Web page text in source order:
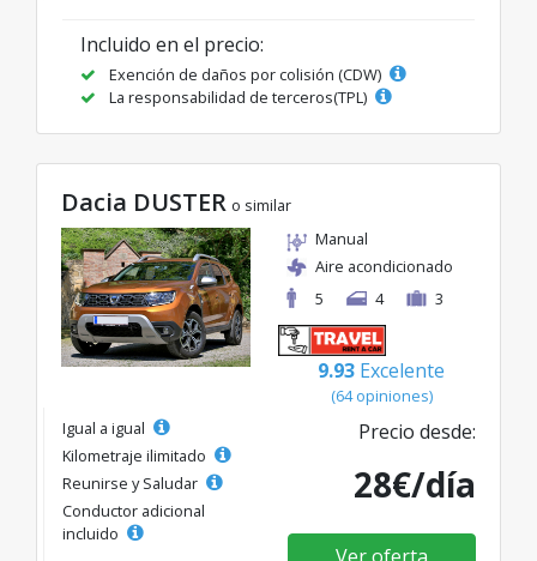
Incluido en el precio:
Exención de daños por colisión (CDW)
La responsabilidad de terceros(TPL)
Dacia DUSTER o similar
Manual
Aire acondicionado
5
4 3
9.93 Excelente
(64 opiniones)
Igual a igual
Kilometraje ilimitado
Reunirse y Saludar
Conductor adicional
incluido
Precio desde:
28€/día